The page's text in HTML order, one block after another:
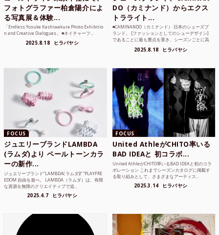
フォトグラファー柏倉陽介によ
る写真展＆体験...
「Endless Yosuke Kashiwakura Photo Exhibitio
n and Creative Dialogues」 ■ネイチャーフ...
2025.8.18 ヒラバヤシ
DO（カミナンド）からエクス
トラライト...
■CAMINANDO（カミナンド） 日本のシューズブ
ランド。 [ファッションとしてのシューデザイン]
であることに最も重点を置き、シーズンごとに高
2025.8.18 ヒラバヤシ
FOCUS
ジュエリーブランドLAMBDA
(ラムダ)より ペールトーンカラ
ーの新作...
ジュエリーブランド“LAMBDA( ラムダ))” “PLAYFRE
EDOM 自由を遊べ。 LAMBDA（ラムダ）は、有限
な資源を無限のクリエイティブで追...
2025.4.7 ヒラバヤシ
FOCUS
United AthleがCHITO率いる
BAD IDEAと 初コラボ...
United AthleがCHITO率いるBAD IDEAと初のコラ
ボレーション これまでシーズンカタログに掲載す
る取り組みとして、さまざまなアーティス...
2025.3.14 ヒラバヤシ